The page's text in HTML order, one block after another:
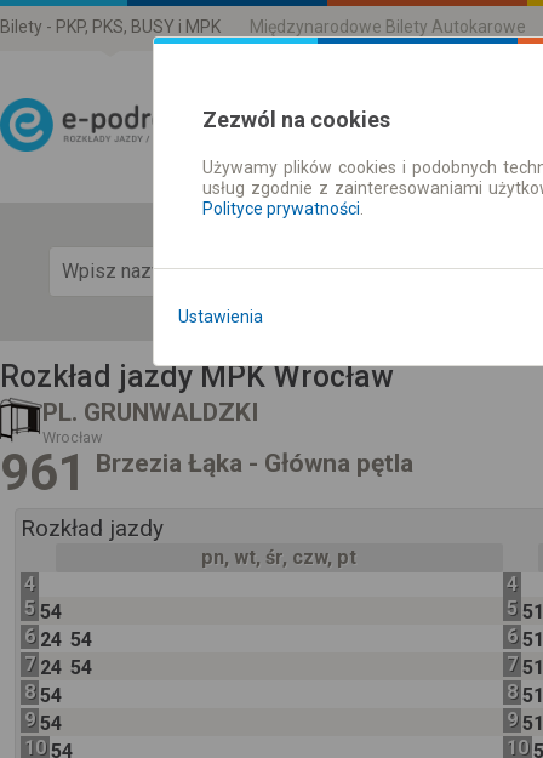
Bilety - PKP, PKS, BUSY i MPK Międzynarodowe Bilety Autokarowe
Rozkład Jazdy | Bilety
Rozkład jazdy MPK Wrocław
PL. GRUNWALDZKI
Wrocław
961 Brzezia Łąka - Główna pętla
Rozkład jazdy
pn, wt, śr, czw, pt
4
5 54
6 24 54
7 24 54
8 54
9 54
10 54
4
5
6
7
8
9
10
Zezwól na cookies
Używamy plików cookies i podobnych
usług zgodnie z zainteresowaniami
Polityce prywatności
Ustawienia